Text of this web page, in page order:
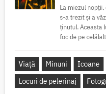
La miezul
s-a trezit și a
ținutul. Aceasta
foc de pe
Viață Minuni Icoane
Locuri de pelerinaj